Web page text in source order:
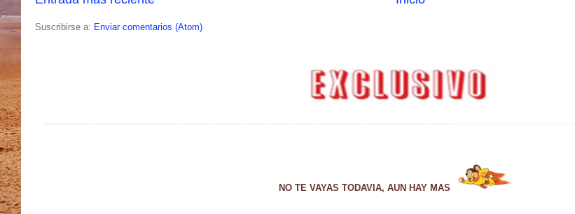
Suscribirse a: Enviar comentarios (Atom)
NO TE VAYAS TODAVIA, AUN HAY MAS